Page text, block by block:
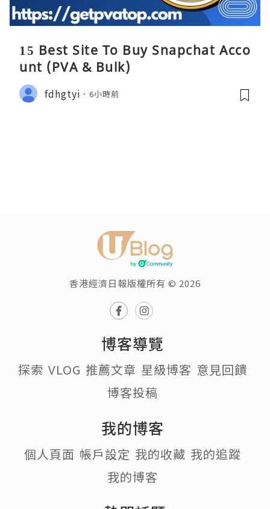
15 Best Site To Buy Snapchat Acco
unt (PVA & Bulk)
fdhgtyi 6小時前
香港經濟日報版權所有 © 2026
博客導覽
探索 VLOG 推薦文章 星級博客 意見回饋
博客投稿
我的博客
個人頁面 帳戶設定 我的收藏 我的追蹤
我的博客